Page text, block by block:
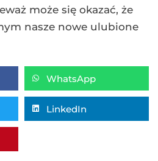
może się okazać, że
nasze nowe ulubione
WhatsApp
LinkedIn